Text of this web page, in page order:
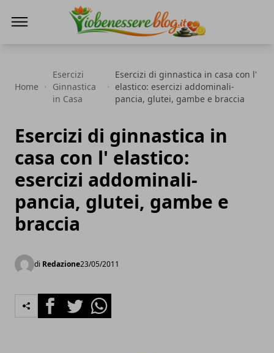
Home
Esercizi
Ginnastica
in Casa
Esercizi di ginnastica in casa con l'
elastico: esercizi addominali-
pancia, glutei, gambe e braccia
Esercizi di ginnastica in
casa con l' elastico:
esercizi addominali-
pancia, glutei, gambe e
braccia
di Redazione23/05/2011
FacebookTwitterWhatsapp